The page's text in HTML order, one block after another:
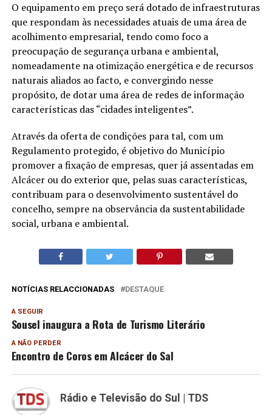
O equipamento em preço será dotado de infraestruturas
que respondam às necessidades atuais de uma área de
acolhimento empresarial, tendo como foco a
preocupação de segurança urbana e ambiental,
nomeadamente na otimização energética e de recursos
naturais aliados ao facto, e convergindo nesse
propósito, de dotar uma área de redes de informação
características das “cidades inteligentes”.
Através da oferta de condições para tal, com um
Regulamento protegido, é objetivo do Município
promover a fixação de empresas, quer já assentadas em
Alcácer ou do exterior que, pelas suas características,
contribuam para o desenvolvimento sustentável do
concelho, sempre na observância da sustentabilidade
social, urbana e ambiental.
NOTÍCIAS RELACCIONADAS DESTAQUE
A SEGUIR
Sousel inaugura a Rota de Turismo Literário
A NÃO PERDER
Encontro de Coros em Alcácer do Sal
Rádio e Televisão do Sul | TDS